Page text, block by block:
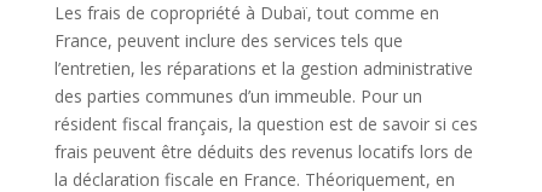
Les frais de copropriété à Dubaï, tout comme en
France, peuvent inclure des services tels que
l’entretien, les réparations et la gestion administrative
des parties communes d’un immeuble. Pour un
résident fiscal français, la question est de savoir si ces
frais peuvent être déduits des revenus locatifs lors de
la déclaration fiscale en France. Théoriquement, en